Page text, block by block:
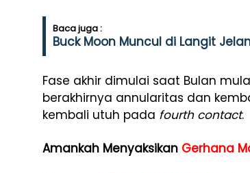
Baca juga :
Buck Moon Muncul di Langit
Fase akhir dimulai saat Bulan
berakhirnya annularitas dan
kembali utuh pada fourth contact.
Amankah Menyaksikan Gerhana